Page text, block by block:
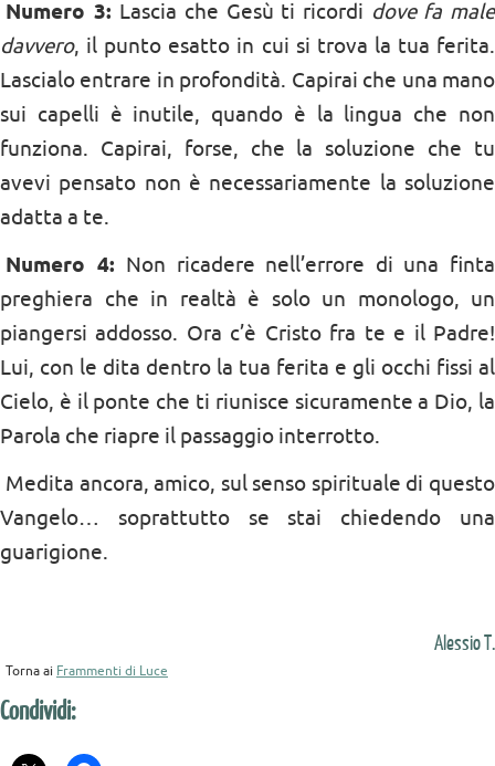
Numero 3: Lascia che Gesù ti ricordi dove fa male
davvero, il punto esatto in cui si trova la tua ferita.
Lascialo entrare in profondità. Capirai che una mano
sui capelli è inutile, quando è la lingua che non
funziona. Capirai, forse, che la soluzione che tu
avevi pensato non è necessariamente la soluzione
adatta a te.
Numero 4: Non ricadere nell’errore di una finta
preghiera che in realtà è solo un monologo, un
piangersi addosso. Ora c’è Cristo fra te e il Padre!
Lui, con le dita dentro la tua ferita e gli occhi fissi al
Cielo, è il ponte che ti riunisce sicuramente a Dio, la
Parola che riapre il passaggio interrotto.
Medita ancora, amico, sul senso spirituale di questo
Vangelo… soprattutto se stai chiedendo una
guarigione.
Alessio T.
Torna ai Frammenti di Luce
Condividi: